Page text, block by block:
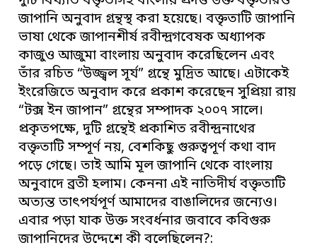
জাপানি অনুবাদ গ্রন্থস্থ করা হয়েছে। বক্তৃতাটি জাপানি
ভাষা থেকে জাপানশীর্ষ রবীন্দ্রগবেষক অধ্যাপক
কাজুও আজুমা বাংলায় অনুবাদ করেছিলেন এবং
তাঁর রচিত “উজ্জ্বল সূর্য” গ্রন্থে মুদ্রিত আছে। এটাকেই
ইংরেজিতে অনুবাদ করে প্রকাশ করেছেন সুপ্রিয়া রায়
“টক্স ইন জাপান” গ্রন্থের সম্পাদক ২০০৭ সালে।
প্রকৃতপক্ষে, দুটি গ্রন্থেই প্রকাশিত রবীন্দ্রনাথের
বক্তৃতাটি সম্পূর্ণ নয়, বেশকিছু গুরুত্বপূর্ণ কথা বাদ
পড়ে গেছে। তাই আমি মূল জাপানি থেকে বাংলায়
অনুবাদে ব্রতী হলাম। কেননা এই নাতিদীর্ঘ বক্তৃতাটি
অত্যন্ত তাৎপর্যপূর্ণ আমাদের বাঙালিদের জন্যেও।
এবার পড়া যাক উক্ত সংবর্ধনার জবাবে কবিগুরু
জাপানিদের উদ্দেশে কী বলেছিলেন?: